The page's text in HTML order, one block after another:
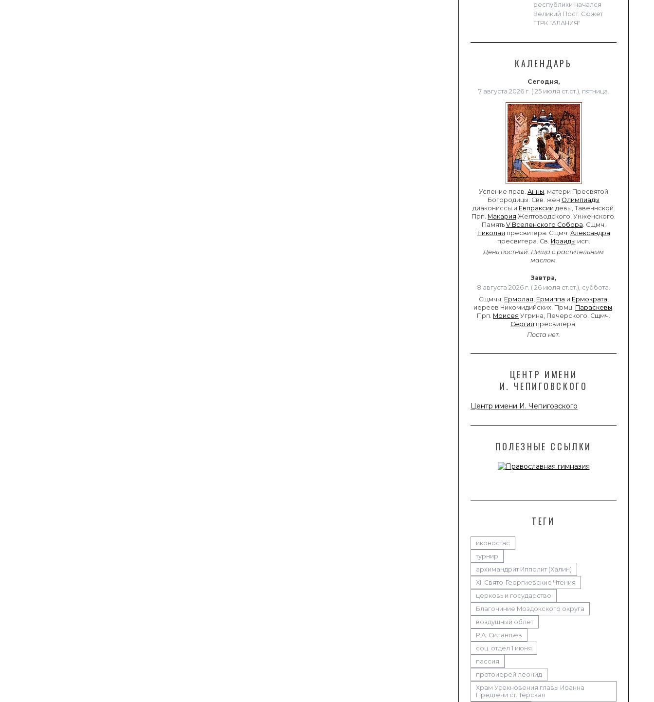
республики начался
Великий Пост. Сюжет
ГТРК "АЛАНИЯ"
КАЛЕНДАРЬ
Сегодня,
7 августа 2026 г. ( 25 июля ст.ст.), пятница.
Успение прав. Анны , матери Пресвятой
Богородицы. Свв. жен Олимпиады
диакониссы и Евпраксии девы, Тавеннской.
Прп. Макария Желтоводского, Унженского.
Память V Вселенского Собора . Сщмч.
Николая пресвитера. Сщмч. Александра
пресвитера. Св. Ираиды исп.
День постный. Пища с растительным
маслом.
Завтра,
8 августа 2026 г. ( 26 июля ст.ст.), суббота.
Сщмчч. Ермолая Ермиппа и Ермократа
иереев Никомидийских. Прмц. Параскевы
Прп. Моисея Угрина, Печерского. Сщмч.
Сергия пресвитера.
Поста нет.
ЦЕНТР ИМЕНИ
И. ЧЕПИГОВСКОГО
Центр имени И. Чепиговского
ПОЛЕЗНЫЕ ССЫЛКИ
ТЕГИ
иконостас
турнир
архимандрит Ипполит (Халин)
XII Свято-Георгиевские Чтения
церковь и государство
Благочиние Моздокского округа
воздушный облет
Р.А. Силантьев
соц. отдел 1 июня
пассия
протоиерей леонид
Храм Усекновения главы Иоанна
Предтечи ст. Терская